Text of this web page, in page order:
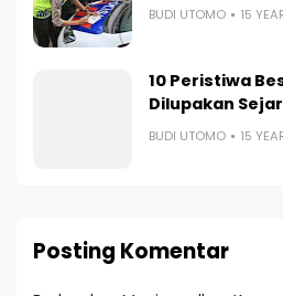
BUDI UTOMO 15
10 Peristiwa
Dilupakan
BUDI UTOMO 15
Posting Komentar